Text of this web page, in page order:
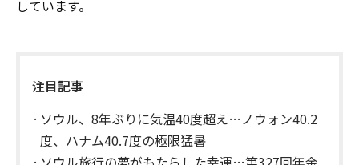
しています。
注目記事
ソウル、8年ぶりに気温40度超え…ノウォン40.2
度、ハナム40.7度の極限猛暑